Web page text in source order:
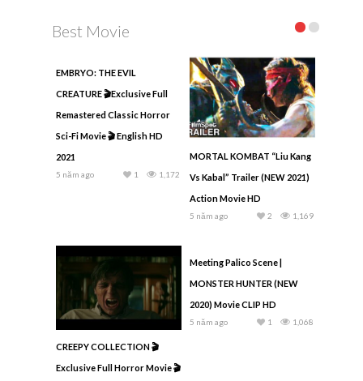
Best Movie
EMBRYO: THE EVIL
CREATURE 🎬Exclusive Full
Remastered Classic Horror
Sci-Fi Movie 🎬 English HD
2021
5 năm ago 1,172
1
MORTAL KOMBAT “Liu Kang
Vs Kabal” Trailer (NEW 2021)
Action Movie HD
5 năm ago 1,169
2
CREEPY COLLECTION 🎬
Exclusive Full Horror Movie 🎬
Meeting Palico Scene |
MONSTER HUNTER (NEW
2020) Movie CLIP HD
5 năm ago 1,068
1